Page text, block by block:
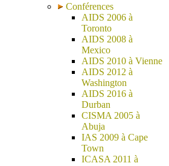
Conférences
AIDS 2006 à
Toronto
AIDS 2008 à
Mexico
AIDS 2010 à Vienne
AIDS 2012 à
Washington
AIDS 2016 à
Durban
CISMA 2005 à
Abuja
IAS 2009 à Cape
Town
ICASA 2011 à